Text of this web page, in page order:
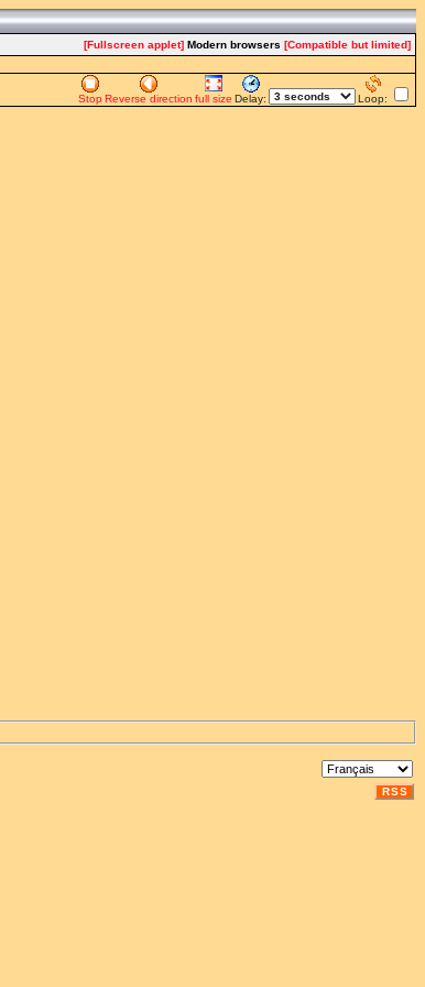
[Fullscreen applet] Modern browsers [Compatible but limited]
Stop Reverse direction full size Delay: Loop:
RSS